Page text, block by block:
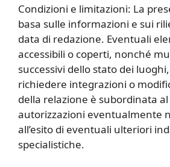
Condizioni e limitazioni: La
basa sulle informazioni e sui
data di redazione. Eventuali
accessibili o coperti, nonché
successivi dello stato dei
richiedere integrazioni o
della relazione è subordinata
autorizzazioni eventualmente
all’esito di eventuali ulteriori
specialistiche.